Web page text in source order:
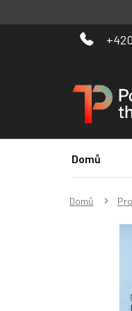
Domů
Domů